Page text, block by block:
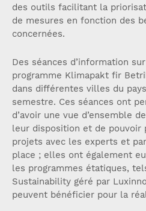
des outils facilitant la
de mesures en fonction des
concernées.
Des séances d’information
programme Klimapakt fir
dans différentes villes du
semestre. Ces séances ont
d’avoir une vue d’ensemble
leur disposition et de pouvoir
projets avec les experts et
place ; elles ont également
les programmes étatiques,
Sustainability géré par
peuvent bénéficier pour la